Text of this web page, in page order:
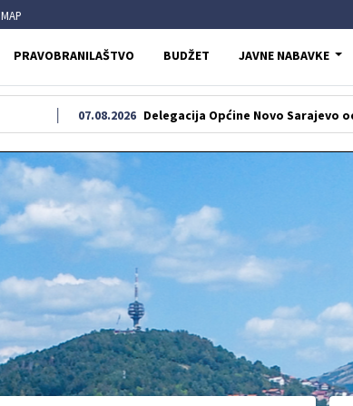
MAP
PRAVOBRANILAŠTVO BUDŽET JAVNE NABAVKE
Delegacija Općine Novo Sarajevo odala